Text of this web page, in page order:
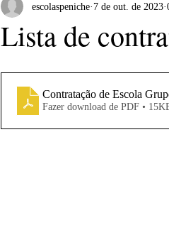
Lista de
escolaspeniche 7 de out. de 2023
Contratação de Escola
Fazer download de PDF •